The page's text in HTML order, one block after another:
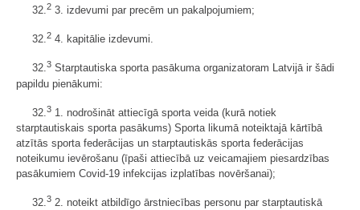
32.2 3. izdevumi par precēm un pakalpojumiem;
32.2 4. kapitālie izdevumi.
32.3 Starptautiska sporta pasākuma organizatoram Latvijā ir šādi
papildu pienākumi:
32.3 1. nodrošināt attiecīgā sporta veida (kurā notiek
starptautiskais sporta pasākums) Sporta likumā noteiktajā kārtībā
atzītās sporta federācijas un starptautiskās sporta federācijas
noteikumu ievērošanu (īpaši attiecībā uz veicamajiem piesardzības
pasākumiem Covid-19 infekcijas izplatības novēršanai);
32.3 2. noteikt atbildīgo ārstniecības personu par starptautiskā